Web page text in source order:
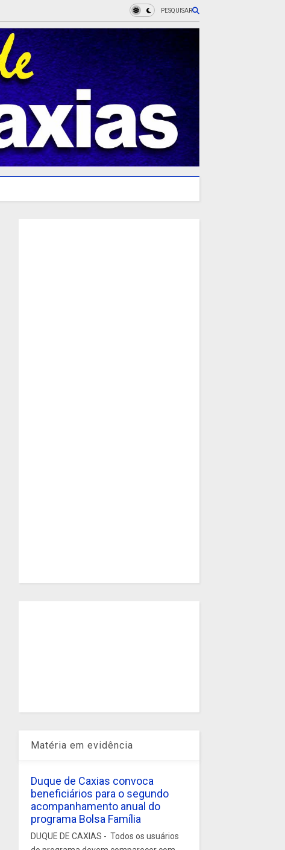
PESQUISAR
Matéria em evidência
Duque de Caxias convoca
beneficiários para o segundo
acompanhamento anual do
programa Bolsa Família
DUQUE DE CAXIAS - Todos os usuários